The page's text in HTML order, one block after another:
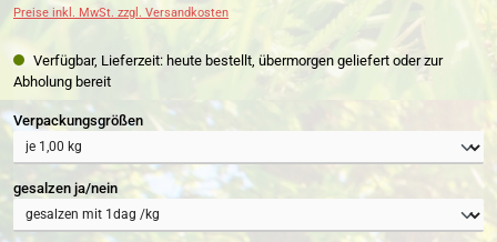
Preise inkl. MwSt. zzgl. Versandkosten
Verfügbar, Lieferzeit: heute bestellt, übermorgen geliefert oder zur
Abholung bereit
Verpackungsgrößenauswählen
gesalzen ja/neinauswählen